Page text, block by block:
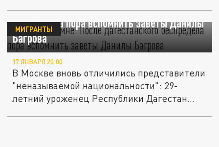
"Не брат ты мне": После дагестанского
беспредела пора вспомнить заветы Данилы
Багрова
МИГРАНТЫ
17 ЯНВАРЯ 20:00
В Москве вновь отличились представители
"неназываемой национальности": 29-
летний уроженец Республики Дагестан...